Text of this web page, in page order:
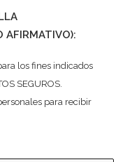
AFIRMATIVO):
los fines indicados
SEGUROS.
para recibir